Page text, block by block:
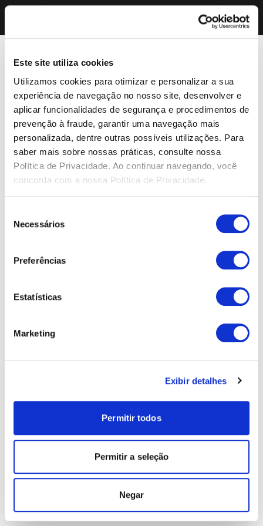
Este site utiliza cookies
Utilizamos cookies para otimizar e personalizar a sua
experiência de navegação no nosso site, desenvolver e
aplicar funcionalidades de segurança e procedimentos de
prevenção à fraude, garantir uma navegação mais
personalizada, dentre outras possíveis utilizações. Para
saber mais sobre nossas práticas, consulte nossa
Política de Privacidade. Ao continuar navegando, você
concorda com a nossa Política de Privacidade.
Necessários
Preferências
Estatísticas
Marketing
Exibir detalhes
Permitir todos
Permitir a seleção
Negar